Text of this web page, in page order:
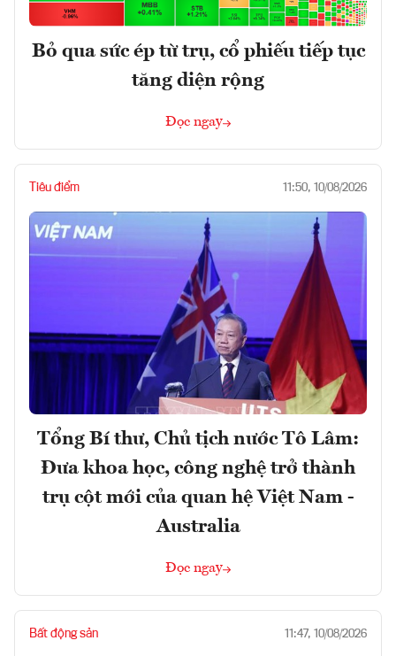
Bỏ qua sức ép từ trụ, cổ phiếu tiếp tục
tăng diện rộng
Đọc ngay
Tiêu điểm 11:50, 10/08/2026
Tổng Bí thư, Chủ tịch nước Tô Lâm:
Đưa khoa học, công nghệ trở thành
trụ cột mới của quan hệ Việt Nam -
Australia
Đọc ngay
Bất động sản 11:47, 10/08/2026